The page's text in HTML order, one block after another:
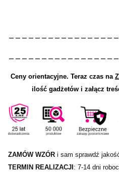
Ceny orientacyjne. Teraz czas na
ilość gadżetów i załącz
ZAMÓW WZÓR i sam sprawdź
TERMIN REALIZACJI : 7-14 dni